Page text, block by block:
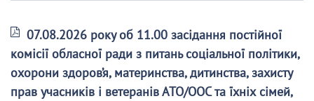
07.08.2026 року об 11.00 засідання постійної
комісії обласної ради з питань соціальної політики,
охорони здоров’я, материнства, дитинства, захисту
прав учасників і ветеранів АТО/ООС та їхніх сімей,